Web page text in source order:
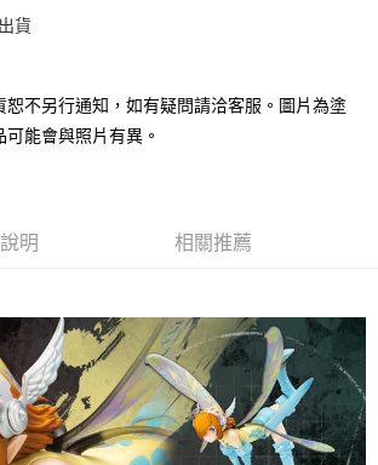
】
供，台灣大哥大用戶可立即使用無須另外申請。
付你分期」，訂單成立後會自動跳轉到大哥付的交易
，選擇欲分期的期數、繳款截止日，確認付款後即完
單後，可選擇「超商條碼／台灣大直營門市／銀行轉
MONEY」等通路繳費。
哥大股份有限公司」（以下簡稱本公司）所提供，讓
本服務購買商品或服務，並由商店將買賣／分期付款
司後，依約使用本公司帳單繳交帳款。
(舊)
)
含以上)免運費
(舊)
含以上)免運費
貨
恕不另行通知，如有疑問請洽客服。圖片為塗
能會與照片有異。
明 相關推薦